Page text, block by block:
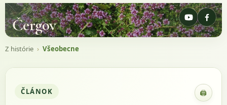
Čergov
Z histórie › Všeobecne
ČLÁNOK 🖨